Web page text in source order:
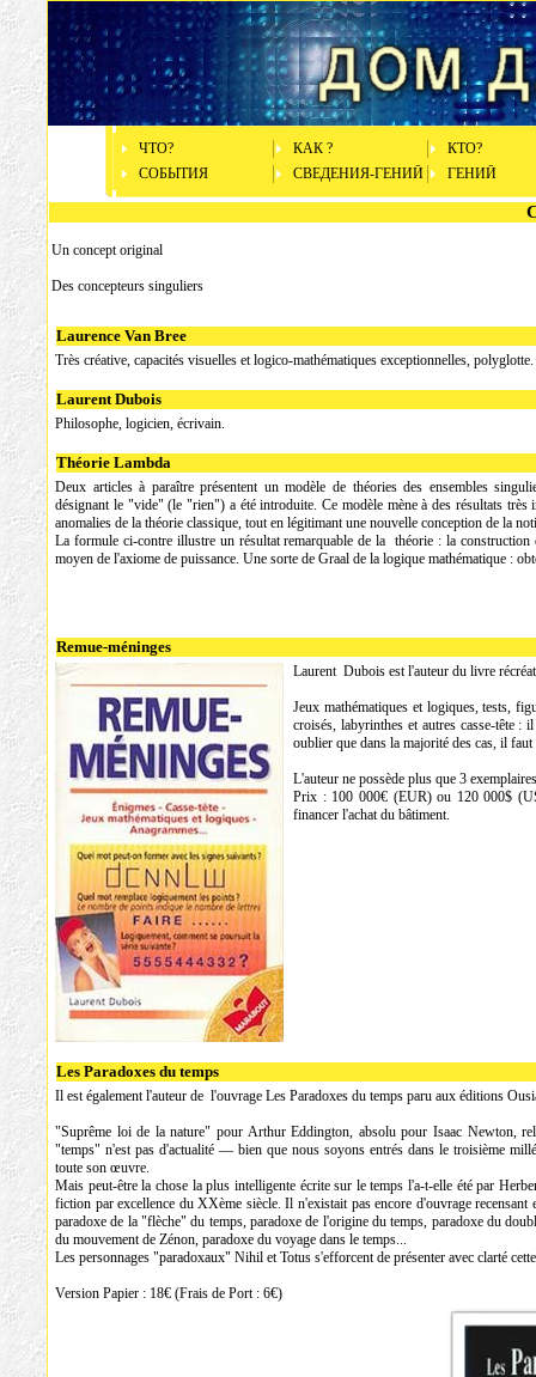
ЧТО? КАК ?
КTO?
СОБЫТИЯ
СВЕДЕНИЯ-ГЕНИЙ ГЕНИЙ
Un concept original
Des concepteurs singuliers
Laurence Van Bree
Très créative, capacités visuelles et logico-mathématiques exceptionnelles, polyglotte.
Laurent Dubois
Philosophe, logicien, écrivain.
Théorie Lambda
Deux articles à paraître présentent un modèle de théories des ensembles
désignant le "vide" (le "rien") a été introduite. Ce modèle mène à des résultats très
anomalies de la théorie classique, tout en légitimant une nouvelle conception de la
La formule ci-contre illustre un résultat remarquable de la théorie : la
moyen de l'axiome de puissance. Une sorte de Graal de la logique mathématique :
Remue-méninges
Laurent Dubois est l'auteur du livre
Jeux mathématiques et logiques, tests,
croisés, labyrinthes et autres casse-tête
oublier que dans la majorité des cas, il
L'auteur ne possède plus que 3
Prix : 100 000€ (EUR) ou 120 000$
financer l'achat du bâtiment.
Les Paradoxes du temps
Il est également l'auteur de l'ouvrage Les Paradoxes du temps paru aux éditions
"Suprême loi de la nature" pour Arthur Eddington, absolu pour Isaac Newton,
"temps" n'est pas d'actualité — bien que nous soyons entrés dans le troisième
toute son œuvre.
Mais peut-être la chose la plus intelligente écrite sur le temps l'a-t-elle été par
fiction par excellence du XXème siècle. Il n'existait pas encore d'ouvrage
paradoxe de la "flèche" du temps, paradoxe de l'origine du temps, paradoxe du
du mouvement de Zénon, paradoxe du voyage dans le temps...
Les personnages "paradoxaux" Nihil et Totus s'efforcent de présenter avec clarté
Version Papier : 18€ (Frais de Port : 6€)